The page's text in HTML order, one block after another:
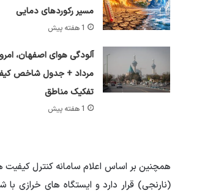
مسیر رکوردهای دمایی
1 هفته پیش
مرداد + جدول شاخص
تفکیک مناطق
1 هفته پیش